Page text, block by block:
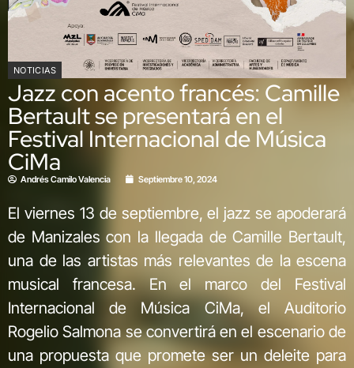
NOTICIAS
Jazz con acento francés: Camille
Bertault se presentará en el
Festival Internacional de Música
CiMa
Andrés Camilo Valencia Septiembre 10, 2024
El viernes 13 de septiembre, el jazz se apoderará
de Manizales con la llegada de Camille Bertault,
una de las artistas más relevantes de la escena
musical francesa. En el marco del Festival
Internacional de Música CiMa, el Auditorio
Rogelio Salmona se convertirá en el escenario de
una propuesta que promete ser un deleite para